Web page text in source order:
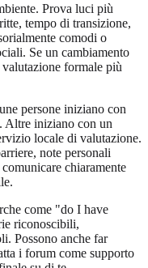
Prova luci più
tempo di transizione,
comodi o
Se un cambiamento
formale più
persone iniziano con
Altre iniziano con un
locale di valutazione.
note personali
chiaramente
come "do I have
riconoscibili,
Possono anche far
i forum come supporto